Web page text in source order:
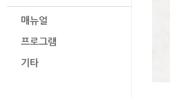
매뉴얼
프로그램
기타